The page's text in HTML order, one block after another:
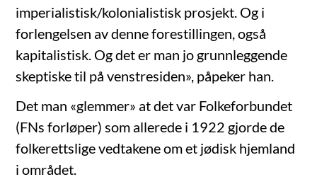
imperialistisk/kolonialistisk prosjekt. Og i
forlengelsen av denne forestillingen, også
kapitalistisk. Og det er man jo grunnleggende
skeptiske til på venstresiden», påpeker han.
Det man «glemmer» at det var Folkeforbundet
(FNs forløper) som allerede i 1922 gjorde de
folkerettslige vedtakene om et jødisk hjemland
i området.